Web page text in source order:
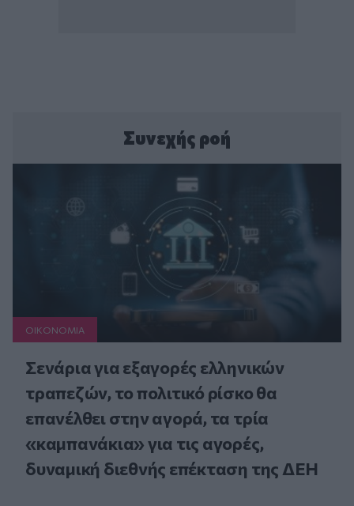
Συνεχής ροή
ΟΙΚΟΝΟΜΙΑ
Σενάρια για εξαγορές ελληνικών
τραπεζών, το πολιτικό ρίσκο θα
επανέλθει στην αγορά, τα τρία
«καμπανάκια» για τις αγορές,
δυναμική διεθνής επέκταση της ΔΕΗ